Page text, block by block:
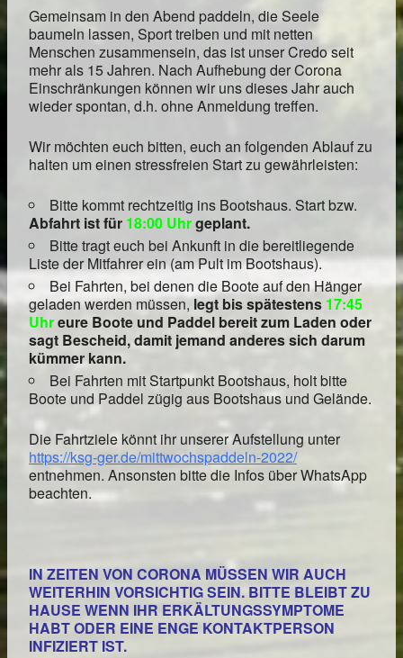
Gemeinsam in den Abend paddeln, die Seele
baumeln lassen, Sport treiben und mit netten
Menschen zusammensein, das ist unser Credo seit
mehr als 15 Jahren. Nach Aufhebung der Corona
Einschränkungen können wir uns dieses Jahr auch
wieder spontan, d.h. ohne Anmeldung treffen.
Wir möchten euch bitten, euch an folgenden Ablauf zu
halten um einen stressfreien Start zu gewährleisten:
Bitte kommt rechtzeitig ins Bootshaus. Start bzw.
Abfahrt ist für 18:00 Uhrgeplant.
Bitte tragt euch bei Ankunft in die bereitliegende
Liste der Mitfahrer ein (am Pult im Bootshaus).
Bei Fahrten, bei denen die Boote auf den Hänger
geladen werden müssen,legt bis spätestens 17:45
Uhreure Boote und Paddel bereit zum Laden oder
sagt Bescheid, damit jemand anderes sich darum
kümmer kann.
Bei Fahrten mit Startpunkt Bootshaus, holt bitte
Boote und Paddel zügig aus Bootshaus und Gelände.
Die Fahrtziele könnt ihr unserer Aufstellung unter
https://ksg-ger.de/mittwochspaddeln-2022/
entnehmen. Ansonsten bitte die Infos über WhatsApp
beachten.
IN ZEITEN VON CORONA MÜSSEN WIR AUCH
WEITERHIN VORSICHTIG SEIN. BITTE BLEIBT ZU
HAUSE WENN IHR ERKÄLTUNGSSYMPTOME
HABT ODER EINE ENGE KONTAKTPERSON
INFIZIERT IST.